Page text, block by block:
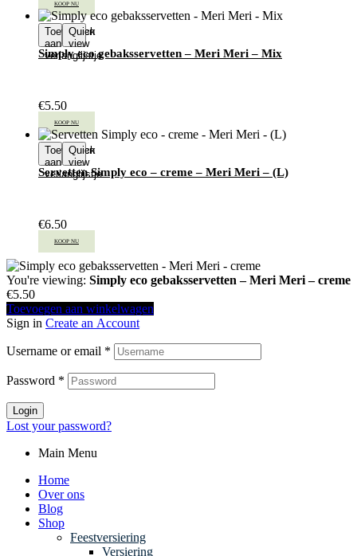
KOOP NU
Toevoegen
aan
verlanglijstje
Quick
view
Simply eco gebaksservetten – Meri Meri – Mix
€5.50
KOOP NU
Toevoegen
aan
verlanglijstje
Quick
view
Servetten Simply eco – creme – Meri Meri – (L)
€6.50
KOOP NU
You're viewing: Simply eco gebaksservetten – Meri Meri – creme
€5.50
Toevoegen aan winkelwagen
Sign in Create an Account
Username or email *
Password *
Login
Lost your password?
Main Menu
Home
Over ons
Blog
Shop
Feestversiering
Versiering